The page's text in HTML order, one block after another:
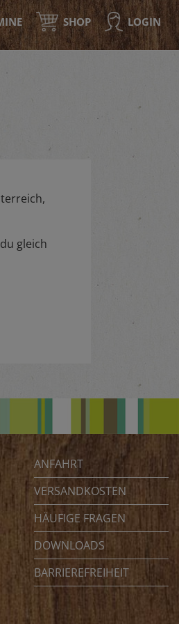
SHOP LOGIN
gleich
ANFAHRT
VERSANDKOSTEN
HÄUFIGE FRAGEN
DOWNLOADS
BARRIEREFREIHEIT